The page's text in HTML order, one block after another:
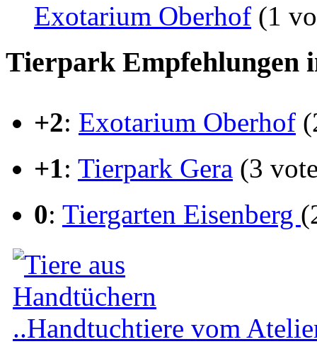
Exotarium Oberhof (1
Tierpark Empfehlungen
+2: Exotarium Oberhof
+1 : Tierpark Gera (3
0: Tiergarten Eisenberg
..Handtuchtiere vom